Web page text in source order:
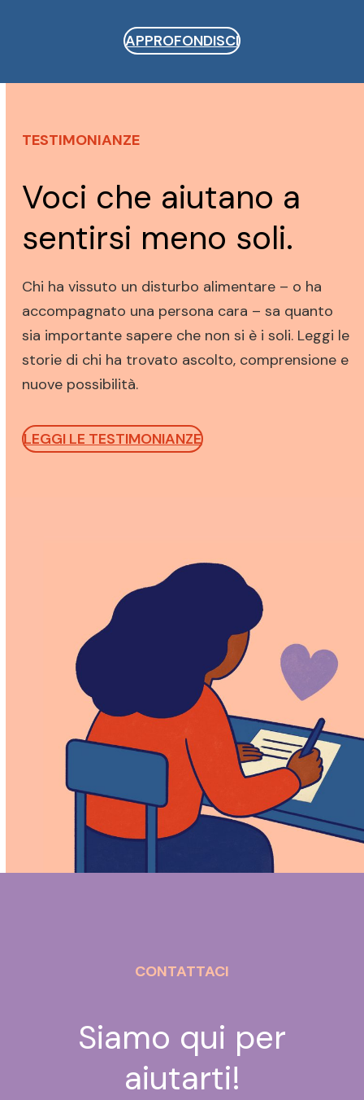
APPROFONDISCI
TESTIMONIANZE
Voci che aiutano a
sentirsi meno soli.
Chi ha vissuto un disturbo alimentare – o ha
accompagnato una persona cara – sa quanto
sia importante sapere che non si è i soli. Leggi le
storie di chi ha trovato ascolto, comprensione e
nuove possibilità.
LEGGI LE TESTIMONIANZE
CONTATTACI
Siamo qui per
aiutarti!